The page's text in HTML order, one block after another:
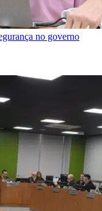
no governo